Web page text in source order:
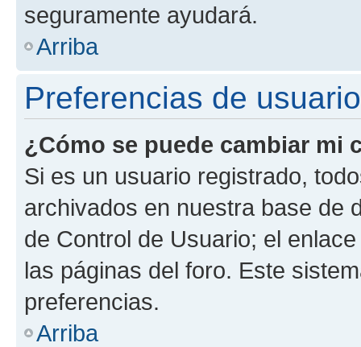
seguramente ayudará.
Arriba
Preferencias de
¿Cómo se puede cambiar mi
Si es un usuario registrado,
archivados en nuestra base de
de Control de Usuario; el
las páginas del foro. Este
preferencias.
Arriba